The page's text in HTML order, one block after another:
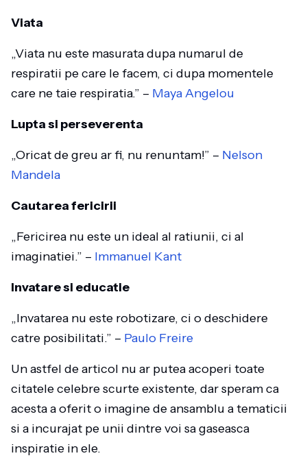
Viata
„Viata nu este masurata dupa numarul de
respiratii pe care le facem, ci dupa momentele
care ne taie respiratia.” – Maya Angelou
Lupta si perseverenta
„Oricat de greu ar fi, nu renuntam!” – Nelson
Mandela
Cautarea fericirii
„Fericirea nu este un ideal al ratiunii, ci al
imaginatiei.” – Immanuel Kant
Invatare si educatie
„Invatarea nu este robotizare, ci o deschidere
catre posibilitati.” – Paulo Freire
Un astfel de articol nu ar putea acoperi toate
citatele celebre scurte existente, dar speram ca
acesta a oferit o imagine de ansamblu a tematicii
si a incurajat pe unii dintre voi sa gaseasca
inspiratie in ele.